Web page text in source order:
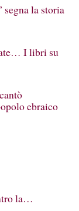
la storia
I libri su
ebraico
la…